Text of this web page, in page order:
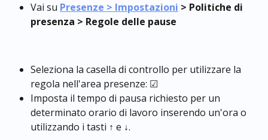
Vai su Presenze > Impostazioni > Politiche di
presenza > Regole delle pause
Seleziona la casella di controllo per utilizzare la
regola nell'area presenze: ☑
Imposta il tempo di pausa richiesto per un
determinato orario di lavoro inserendo un'ora o
utilizzando i tasti ↑ e ↓.